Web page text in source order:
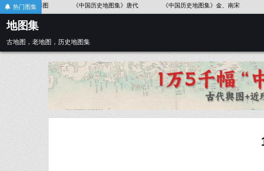
Skip
to
content
热门图集
中国历史地图集》春秋战国 《中国历史地图集》辽、北宋 《中国历史地图集》东汉
地图集
古地图，老地图，历史地图集